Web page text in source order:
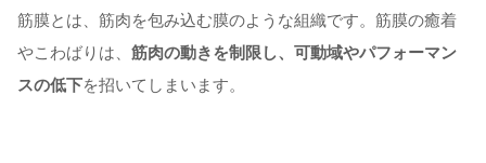
筋膜とは、筋肉を包み込む膜のような組織です。筋膜の癒着
やこわばりは、 筋肉の動きを制限し、可動域やパフォーマン
スの低下を招いてしまいます。